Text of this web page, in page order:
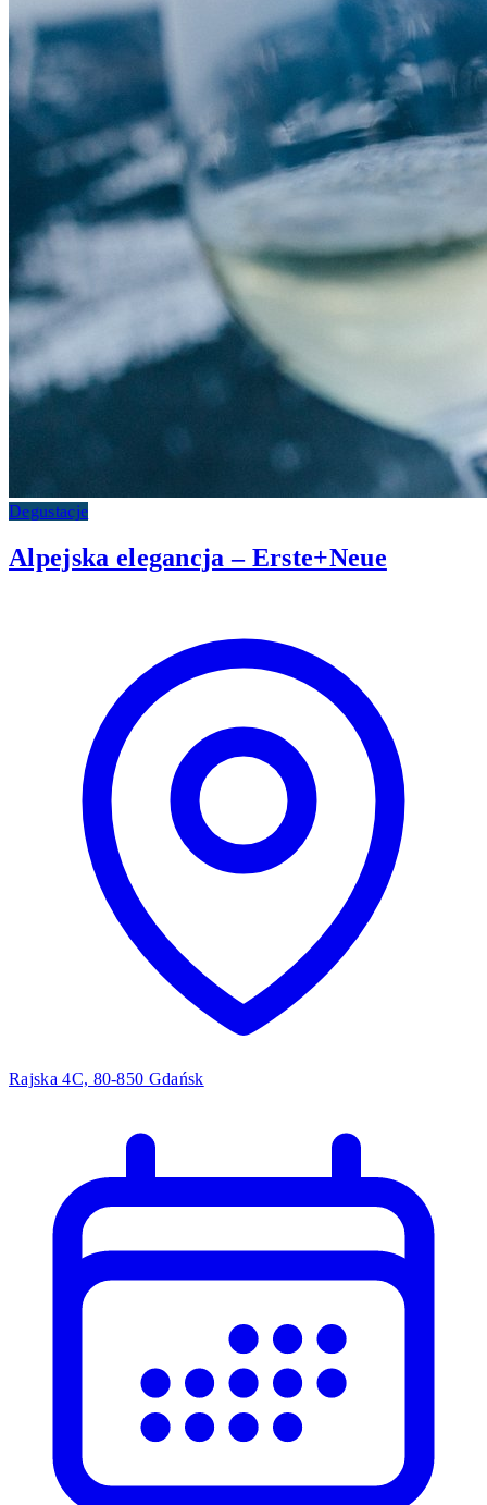
Degustacje
Alpejska elegancja – Erste+Neue
Rajska 4C, 80-850 Gdańsk